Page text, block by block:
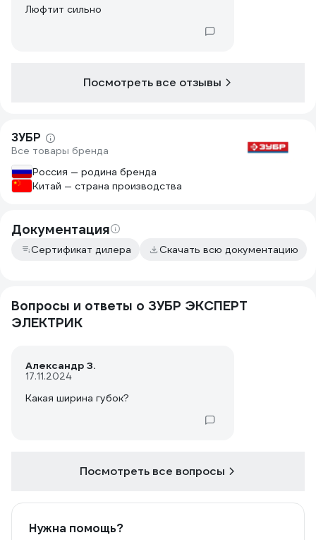
Люфтит сильно
Посмотреть все отзывы
ЗУБР
Все товары бренда
Россия — родина бренда
Китай — страна производства
Документация
Сертификат дилера Скачать всю документацию
Вопросы и ответы о ЗУБР ЭКСПЕРТ
ЭЛЕКТРИК
Александр З.
17.11.2024
Какая ширина губок?
Посмотреть все вопросы
Нужна помощь?